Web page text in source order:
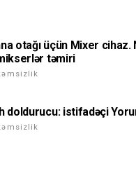
otağı üçün Mixer
təmiri
doldurucu: istifadəçi